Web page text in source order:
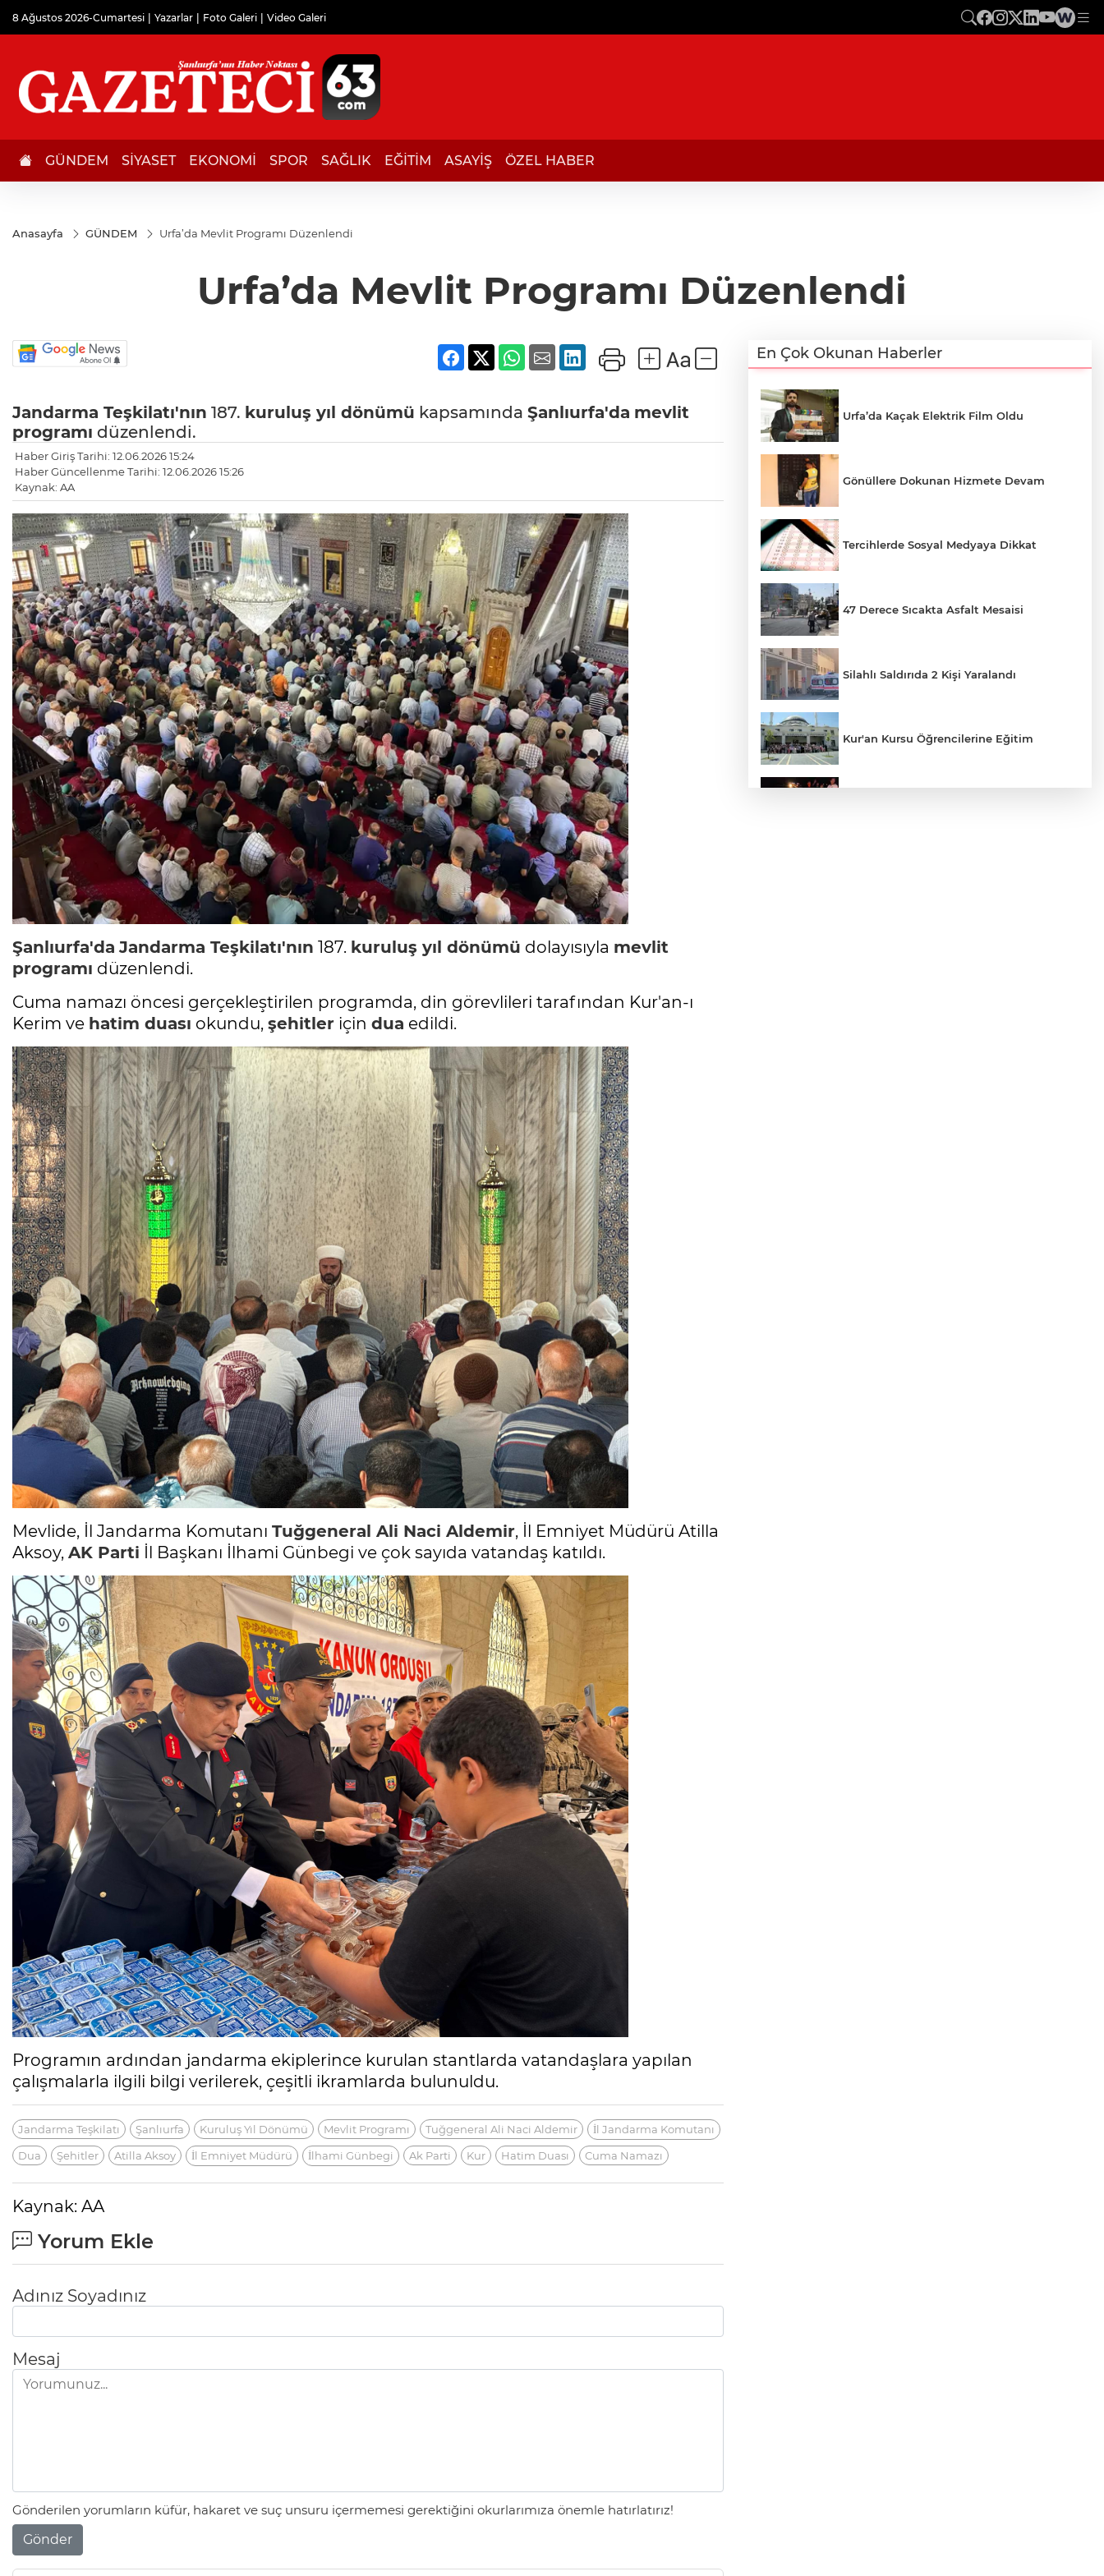
8 Ağustos 2026-Cumartesi Yazarlar Foto Galeri Video Galeri
GÜNDEM SİYASET EKONOMİ SPOR SAĞLIK EĞİTİM ASAYİŞ ÖZEL HABER
Anasayfa GÜNDEM Urfa’da Mevlit Programı Düzenlendi
Urfa’da Mevlit Programı Düzenlendi
Jandarma Teşkilatı'nın 187. kuruluş yıl dönümü kapsamında Şanlıurfa'da mevlit
programı düzenlendi.
Haber Giriş Tarihi: 12.06.2026 15:24
Haber Güncellenme Tarihi: 12.06.2026 15:26
Kaynak: AA
Şanlıurfa'da Jandarma Teşkilatı'nın 187. kuruluş yıl dönümü dolayısıyla mevlit
programı düzenlendi.
Cuma namazı öncesi gerçekleştirilen programda, din görevlileri tarafından Kur'an-ı
Kerim ve hatim duası okundu, şehitler için dua edildi.
Mevlide, İl Jandarma Komutanı Tuğgeneral Ali Naci Aldemir, İl Emniyet Müdürü Atilla
Aksoy, AK Parti İl Başkanı İlhami Günbegi ve çok sayıda vatandaş katıldı.
Programın ardından jandarma ekiplerince kurulan stantlarda vatandaşlara yapılan
çalışmalarla ilgili bilgi verilerek, çeşitli ikramlarda bulunuldu.
Jandarma Teşkilatı Şanlıurfa Kuruluş Yıl Dönümü Mevlit Programı Tuğgeneral Ali Naci Aldemir
İl Jandarma Komutanı
Dua
Şehitler Atilla Aksoy İl Emniyet Müdürü İlhami Günbegi Ak Parti Kur Hatim Duası Cuma Namazı
Kaynak: AA
Yorum Ekle
Adınız Soyadınız
Mesaj
Gönderilen yorumların küfür, hakaret ve suç unsuru içermemesi gerektiğini okurlarımıza önemle hatırlatırız!
Gönder
En Çok Okunan Haberler
Urfa’da Kaçak Elektrik Film Oldu
Gönüllere Dokunan Hizmete Devam
Tercihlerde Sosyal Medyaya Dikkat
47 Derece Sıcakta Asfalt Mesaisi
Silahlı Saldırıda 2 Kişi Yaralandı
Kur'an Kursu Öğrencilerine Eğitim